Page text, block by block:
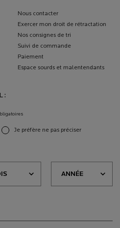
Nous contacter
Exercer mon droit de rétractation
Nos consignes de tri
Suivi de commande
Paiement
Espace sourds et malentendants
:
Je préfère ne pas préciser